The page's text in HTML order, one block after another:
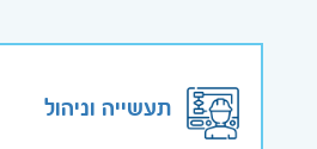
תעשייה וניהול